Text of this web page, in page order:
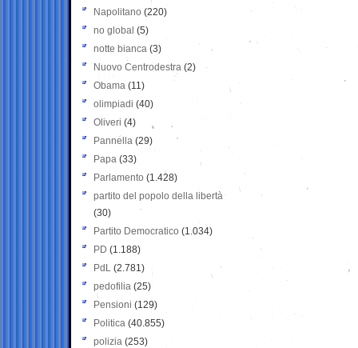
Napolitano (220)
no global (5)
notte bianca (3)
Nuovo Centrodestra (2)
Obama (11)
olimpiadi (40)
Oliveri (4)
Pannella (29)
Papa (33)
Parlamento (1.428)
partito del popolo della libertà
(30)
Partito Democratico (1.034)
PD (1.188)
PdL (2.781)
pedofilia (25)
Pensioni (129)
Politica (40.855)
polizia (253)